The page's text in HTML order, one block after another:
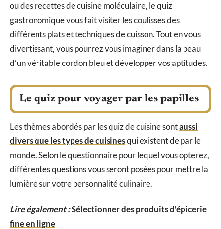
ou des recettes de cuisine moléculaire, le quiz
gastronomique vous fait visiter les coulisses des
différents plats et techniques de cuisson. Tout en vous
divertissant, vous pourrez vous imaginer dans la peau
d’un véritable cordon bleu et développer vos aptitudes.
Le quiz pour voyager par les papilles
Les thèmes abordés par les quiz de cuisine sontaussi
divers que les types de cuisinesqui existent de par le
monde. Selon le questionnaire pour lequel vous opterez,
différentes questions vous seront posées pour mettre la
lumière sur votre personnalité culinaire.
Lire également :Sélectionner des produits d'épicerie
fine en ligne